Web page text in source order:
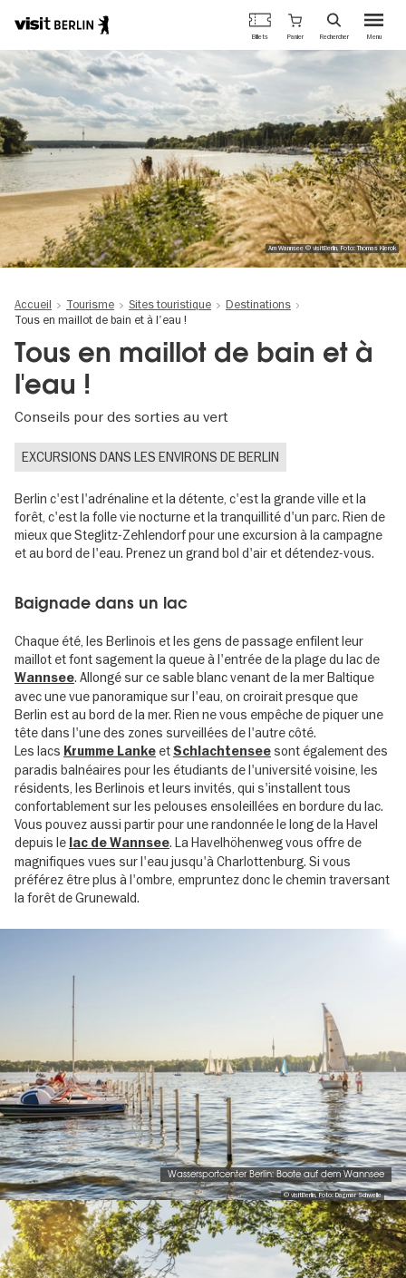
au
contenu
principal
Portail
officiel
du
tourisme
de
Berlin
Menu
Billets Panier Rechercher
Am Wannsee © visitBerlin, Foto: Thomas Kierok
Accueil Tourisme Sites touristique
Destinations
Tous en maillot de bain et à l'eau !
Tous en maillot de bain et à
l'eau !
Conseils pour des sorties au vert
EXCURSIONS DANS LES ENVIRONS DE BERLIN
Berlin c'est l'adrénaline et la détente, c'est la grande ville et la
forêt, c'est la folle vie nocturne et la tranquillité d'un parc. Rien de
mieux que Steglitz-Zehlendorf pour une excursion à la campagne
et au bord de l'eau. Prenez un grand bol d'air et détendez-vous.
Baignade dans un lac
Chaque été, les Berlinois et les gens de passage enfilent leur
maillot et font sagement la queue à l'entrée de la plage du lac de
Wannsee. Allongé sur ce sable blanc venant de la mer Baltique
avec une vue panoramique sur l'eau, on croirait presque que
Berlin est au bord de la mer. Rien ne vous empêche de piquer une
tête dans l'une des zones surveillées de l'autre côté.
Les lacs Krumme Lanke etSchlachtensee sont également des
paradis balnéaires pour les étudiants de l'université voisine, les
résidents, les Berlinois et leurs invités, qui s'installent tous
confortablement sur les pelouses ensoleillées en bordure du lac.
Vous pouvez aussi partir pour une randonnée le long de la Havel
depuis le lac de Wannsee. La Havelhöhenweg vous offre de
magnifiques vues sur l'eau jusqu'à Charlottenburg. Si vous
préférez être plus à l'ombre, empruntez donc le chemin traversant
la forêt de Grunewald.
© visitBerlin, Foto: Dagmar Schwelle
Wassersportcenter Berlin: Boote auf dem Wannsee